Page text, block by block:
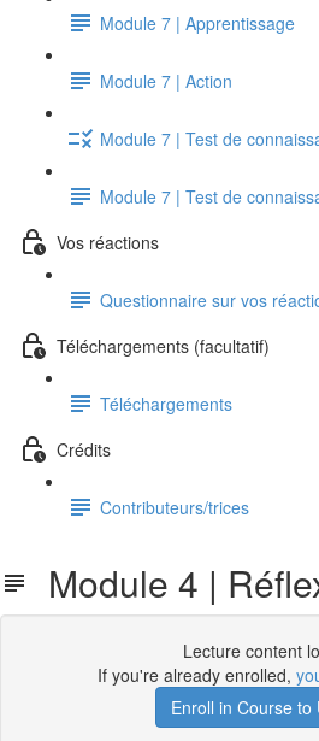
Module 7 | Apprentissage
Module 7 | Action
Module 7 | Test de
Module 7 | Test de
Vos réactions
Questionnaire sur vos
Téléchargements (facultatif)
Téléchargements
Crédits
Contributeurs/trices
Module 4 |
Lecture content
If you're already enrolled,
Enroll in Course to